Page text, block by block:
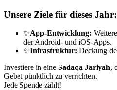
Unsere Ziele für dieses Jahr:
✨App-Entwicklung:
der Android- und iOS-Apps.
✨Infrastruktur: Deckung
Investiere in eine Sadaqa Jariyah,
Gebet pünktlich zu verrichten.
Jede Spende zählt!